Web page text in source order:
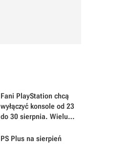
Fani PlayStation chcą
wyłączyć konsole od 23
do 30 sierpnia. Wielu
powodzenie akcji
PS Plus na sierpień